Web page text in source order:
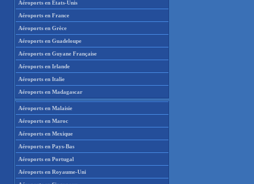
Aéroports en États-Unis
Aéroports en France
Aéroports en Grèce
Aéroports en Guadeloupe
Aéroports en Guyane Française
Aéroports en Irlande
Aéroports en Italie
Aéroports en Madagascar
Aéroports en Malaisie
Aéroports en Maroc
Aéroports en Mexique
Aéroports en Pays-Bas
Aéroports en Portugal
Aéroports en Royaume-Uni